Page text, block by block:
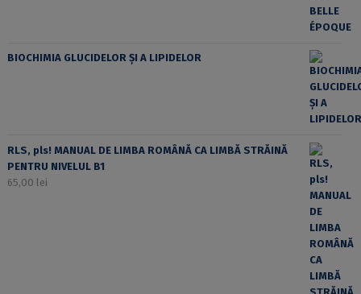
BIOCHIMIA GLUCIDELOR ȘI A LIPIDELOR
RLS, pls! MANUAL DE LIMBA ROMÂNĂ CA LIMBĂ STRĂINĂ
PENTRU NIVELUL B1
65,00 lei